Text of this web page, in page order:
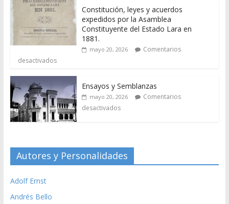
Constitución, leyes y acuerdos
expedidos por la Asamblea
Constituyente del Estado Lara en
1881.
mayo 20, 2026
Comentarios
desactivados
Ensayos y Semblanzas
mayo 20, 2026
Comentarios
desactivados
Autores y Personalidades
Adolf Ernst
Andrés Bello